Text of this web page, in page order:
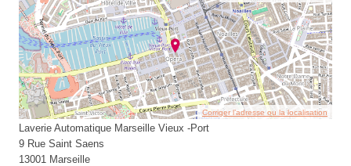
Corriger l’adresse ou la localisation
Laverie Automatique Marseille Vieux -Port
9 Rue Saint Saens
13001 Marseille